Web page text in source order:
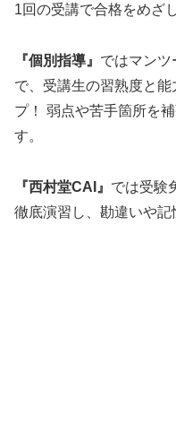
1回の受講で合格をめざ
『個別指導』 ではマン
で、受講生の習熟度と
プ！ 弱点や苦手箇所を
す。
『西村堂CAI』 では受験
徹底演習し、勘違いや記